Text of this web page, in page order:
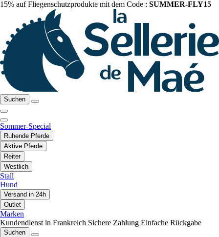
15% auf Fliegenschutzprodukte mit dem Code : SUMMER-FLY15
Suchen
Sommer-Special
Ruhende Pferde
Aktive Pferde
Reiter
Westlich
Stall
Hund
Versand in 24h
Outlet
Marken
Kundendienst in Frankreich Sichere Zahlung Einfache Rückgabe
Suchen